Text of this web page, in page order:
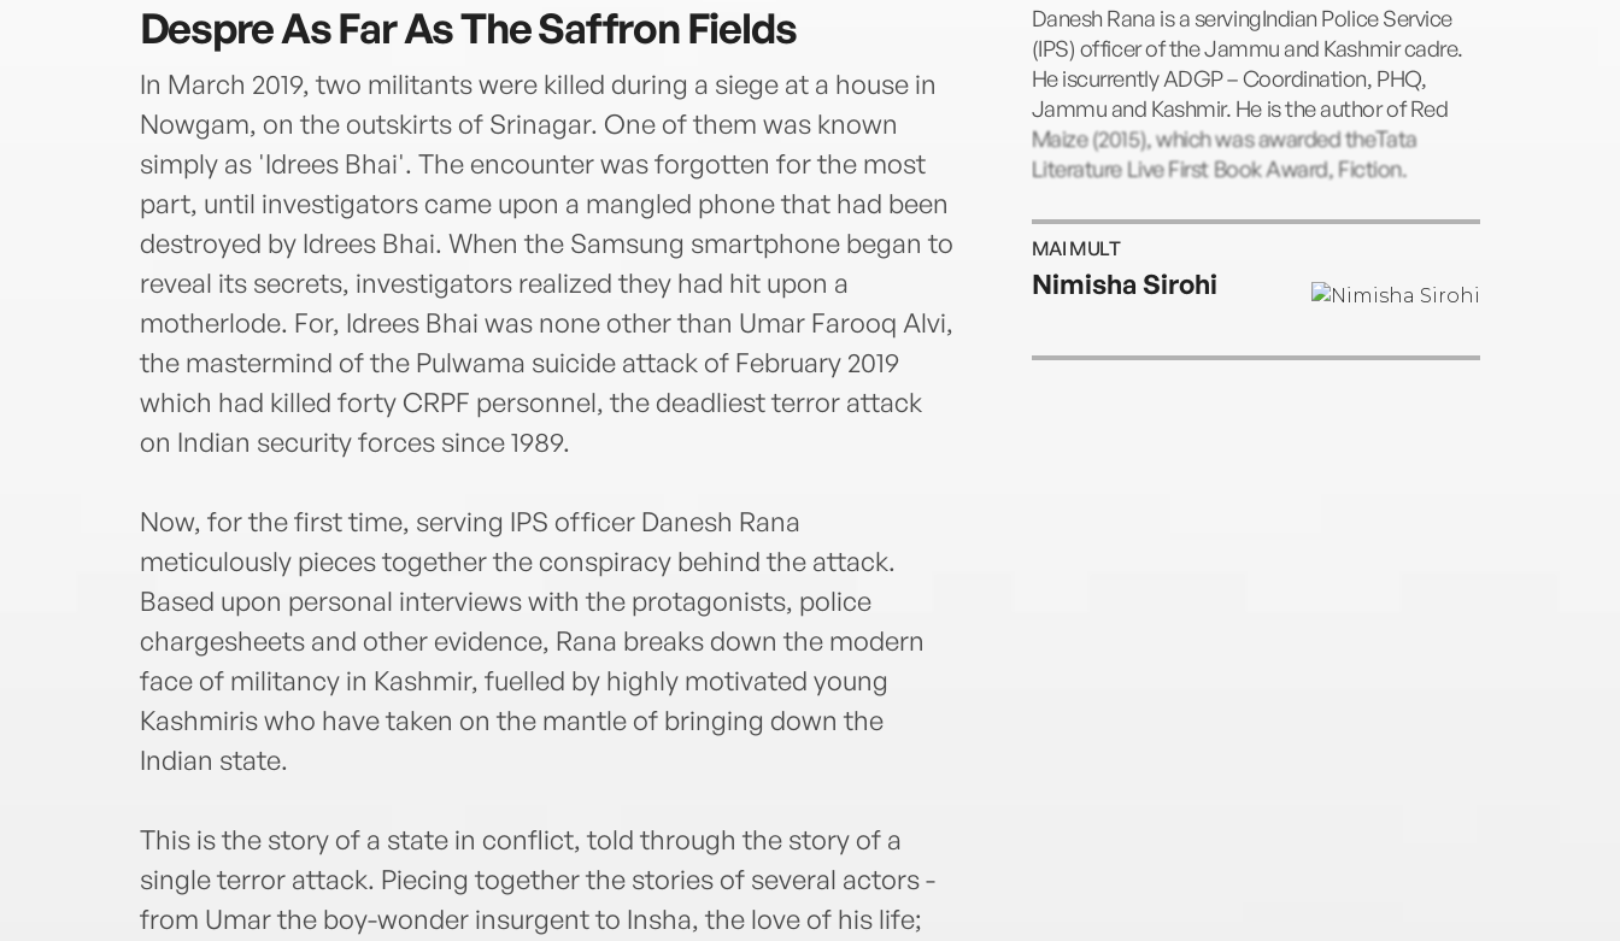
DespreAs Far As The Saffron Fields
In March 2019, two militants were killed during a siege at a house in
Nowgam, on the outskirts of Srinagar. One of them was known
simply as 'Idrees Bhai'. The encounter was forgotten for the most
part, until investigators came upon a mangled phone that had been
destroyed by Idrees Bhai. When the Samsung smartphone began to
reveal its secrets, investigators realized they had hit upon a
motherlode. For, Idrees Bhai was none other than Umar Farooq Alvi,
the mastermind of the Pulwama suicide attack of February 2019
which had killed forty CRPF personnel, the deadliest terror attack
on Indian security forces since 1989.
Now, for the first time, serving IPS officer Danesh Rana
meticulously pieces together the conspiracy behind the attack.
Based upon personal interviews with the protagonists, police
chargesheets and other evidence, Rana breaks down the modern
face of militancy in Kashmir, fuelled by highly motivated young
Kashmiris who have taken on the mantle of bringing down the
Indian state.
This is the story of a state in conflict, told through the story of a
single terror attack. Piecing together the stories of several actors -
from Umar the boy-wonder insurgent to Insha, the love of his life;
Danesh Rana is a servingIndian Police Service
(IPS) officer of the Jammu and Kashmir cadre.
He iscurrently ADGP – Coordination, PHQ,
Jammu and Kashmir. He is the author of Red
Maize (2015), which was awarded theTata
Literature Live First Book Award, Fiction.
MAI MULT
Nimisha Sirohi